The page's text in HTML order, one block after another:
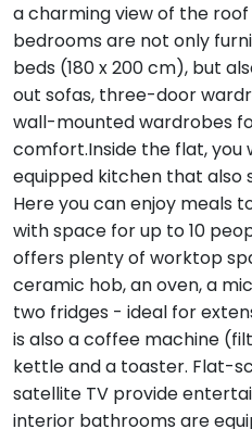
a charming view of the
bedrooms are not only
beds (180 x 200 cm), but
out sofas, three-door
wall-mounted wardrobes
comfort.Inside the flat, you
equipped kitchen that also
Here you can enjoy meals
with space for up to 10
offers plenty of worktop
ceramic hob, an oven, a
two fridges - ideal for
is also a coffee machine
kettle and a toaster. Flat-
satellite TV provide
interior bathrooms are